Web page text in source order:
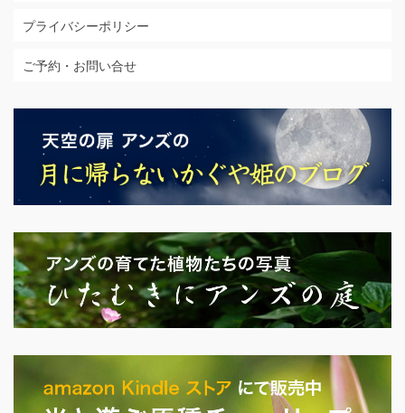
プライバシーポリシー
ご予約・お問い合せ